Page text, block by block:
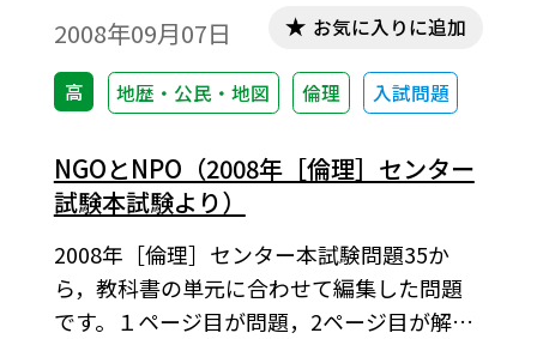
2008年09月07日
高 地歴・公民・地図 倫理 入試問題
お気に入りに追加
NGOとNPO（2008年［倫理］センター
試験本試験より）
2008年［倫理］センター本試験問題35か
ら，教科書の単元に合わせて編集した問題
です。１ページ目が問題，2ページ目が解答